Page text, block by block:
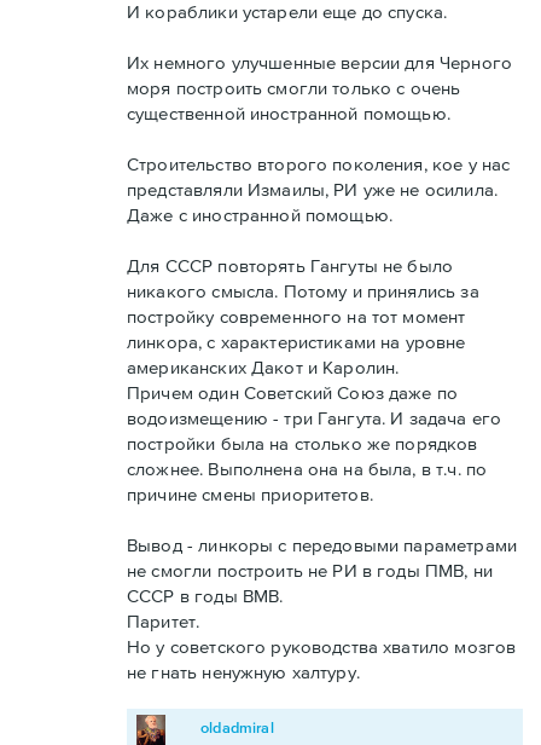
И кораблики устарели еще до спуска.
Их немного улучшенные версии для Черного
моря построить смогли только с очень
существенной иностранной помощью.
Строительство второго поколения, кое у нас
представляли Измаилы, РИ уже не осилила.
Даже с иностранной помощью.
Для СССР повторять Гангуты не было
никакого смысла. Потому и принялись за
постройку современного на тот момент
линкора, с характеристиками на уровне
американских Дакот и Каролин.
Причем один Советский Союз даже по
водоизмещению - три Гангута. И задача его
постройки была на столько же порядков
сложнее. Выполнена она на была, в т.ч. по
причине смены приоритетов.
Вывод - линкоры с передовыми параметрами
не смогли построить не РИ в годы ПМВ, ни
СССР в годы ВМВ.
Паритет.
Но у советского руководства хватило мозгов
не гнать ненужную халтуру.
oldadmiral